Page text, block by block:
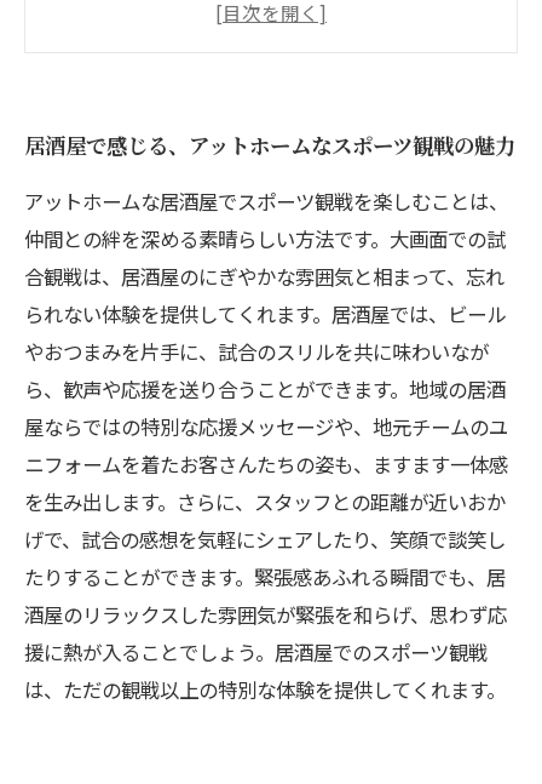
居酒屋での体験がもたらす、コミュニティとの
絆
アットホームな居酒屋選びのポイントとおすす
めメニュー
スポーツ観戦を通じてつながる、居酒屋の楽し
み方
居酒屋で感じる、アットホームなスポーツ観戦の魅力
アットホームな居酒屋でスポーツ観戦を楽しむことは、
仲間との絆を深める素晴らしい方法です。大画面での試
合観戦は、居酒屋のにぎやかな雰囲気と相まって、忘れ
られない体験を提供してくれます。居酒屋では、ビール
やおつまみを片手に、試合のスリルを共に味わいなが
ら、歓声や応援を送り合うことができます。地域の居酒
屋ならではの特別な応援メッセージや、地元チームのユ
ニフォームを着たお客さんたちの姿も、ますます一体感
を生み出します。さらに、スタッフとの距離が近いおか
げで、試合の感想を気軽にシェアしたり、笑顔で談笑し
たりすることができます。緊張感あふれる瞬間でも、居
酒屋のリラックスした雰囲気が緊張を和らげ、思わず応
援に熱が入ることでしょう。居酒屋でのスポーツ観戦
は、ただの観戦以上の特別な体験を提供してくれます。